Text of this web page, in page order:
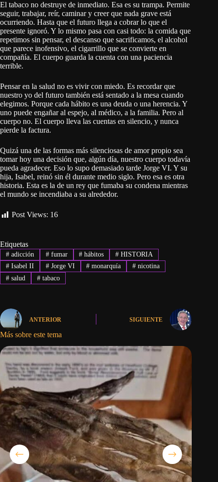
El tabaco no destruye de inmediato. Esa es su trampa. Permite
seguir, trabajar, reír, caminar y creer que nada grave está
ocurriendo. Hasta que el futuro llega a cobrar lo que el
presente ignoró. Y lo mismo pasa con casi todo: la comida que
repetimos sin pensar, el descanso que sacrificamos, el alcohol
que parece inofensivo, el cigarrillo que se convierte en
compañía. El cuerpo guarda la cuenta con una paciencia
terrible.
Pensar en la salud no es vivir con miedo. Es recordar que
nuestro yo del futuro también está sentado a la mesa cuando
elegimos. Porque cada hábito es una deuda o una herencia. Y
uno puede engañar al espejo, al médico, a la familia. Pero al
cuerpo no. El cuerpo lleva las cuentas en silencio, y nunca
pierde la factura.
Quizá una de las formas más silenciosas de amor propio sea
tomar hoy una decisión que, algún día, nuestro cuerpo todavía
pueda agradecer. Eso lo supo demasiado tarde Jorge VI. Y su
hija, Isabel, reinó sin él durante medio siglo. Pero esa es otra
historia. Esta es la de un rey que fumaba su condena mientras
el mundo se incendiaba a su alrededor.
Post Views: 16
Etiquetas
#adicción #fumar # hábitos # HISTORIA
#Isabel II #Jorge VI # monarquía # nicotina
#salud #tabaco
ANTERIOR SIGUIENTE
Más sobre este tema